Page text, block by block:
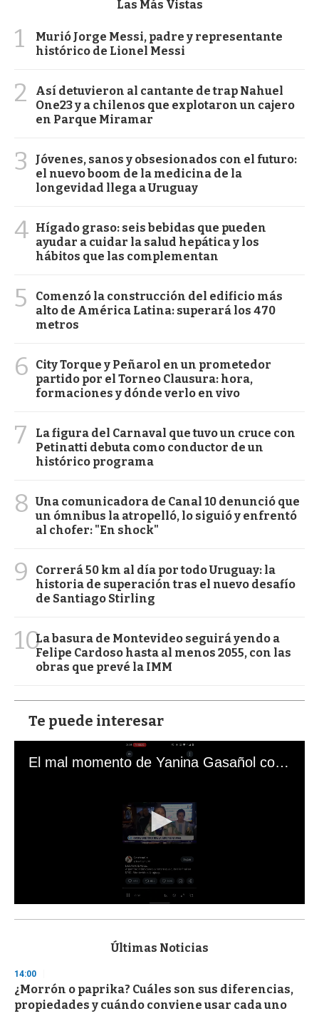
Las Más Vistas
1
Murió Jorge Messi, padre y representante
histórico de Lionel Messi
2
Así detuvieron al cantante de trap Nahuel
One23 y a chilenos que explotaron un cajero
en Parque Miramar
3
Jóvenes, sanos y obsesionados con el futuro:
el nuevo boom de la medicina de la
longevidad llega a Uruguay
4 Hígado graso: seis bebidas que pueden
ayudar a cuidar la salud hepática y los
hábitos que las complementan
5
Comenzó la construcción del edificio más
alto de América Latina: superará los 470
metros
6
City Torque y Peñarol en un prometedor
partido por el Torneo Clausura: hora,
formaciones y dónde verlo en vivo
7
La figura del Carnaval que tuvo un cruce con
Petinatti debuta como conductor de un
histórico programa
8 Una comunicadora de Canal 10 denunció que
un ómnibus la atropelló, lo siguió y enfrentó
al chofer: "En shock"
9
Correrá 50 km al día por todo Uruguay: la
historia de superación tras el nuevo desafío
de Santiago Stirling
10La basura de Montevideo seguirá yendo a
Felipe Cardoso hasta al menos 2055, con las
obras que prevé la IMM
Te puede interesar
El mal momento de Yanina Gasañol con un hincha argentino en "Subrayado"
s
d
s
o
f
Últimas Noticias
14:00
¿Morrón o paprika? Cuáles son sus diferencias,
propiedades y cuándo conviene usar cada uno